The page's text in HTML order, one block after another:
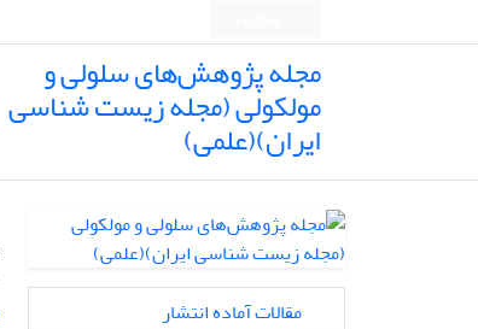
مجله پژوهش‌های سلولی و
مولکولی (مجله زیست شناسی
ایران)(علمی)
مقالات آماده انتشار